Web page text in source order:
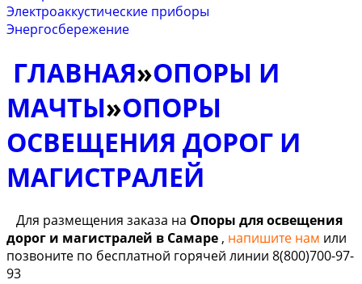
Электроаккустические приборы
Энергосбережение
ГЛАВНАЯ»ОПОРЫ И
МАЧТЫ»ОПОРЫ
ОСВЕЩЕНИЯ ДОРОГ И
МАГИСТРАЛЕЙ
Для размещения заказа на Опоры для освещения
дорог и магистралей в Самаре, напишите нам или
позвоните по бесплатной горячей линии 8(800)700-97-
93